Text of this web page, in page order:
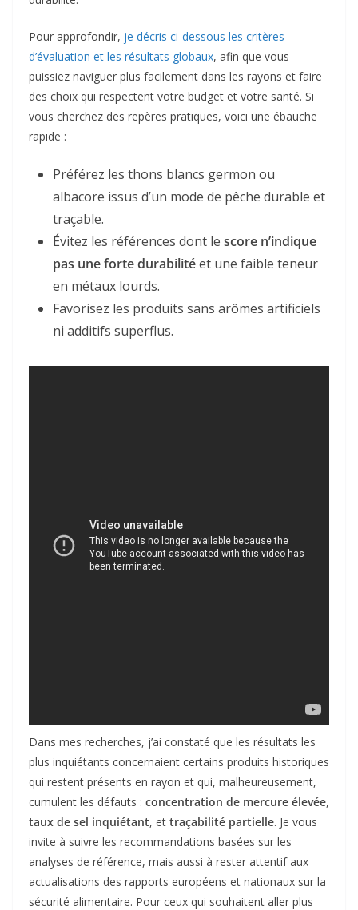
Pour approfondir, je décris ci-dessous les critères
d’évaluation et les résultats globaux, afin que vous
puissiez naviguer plus facilement dans les rayons et faire
des choix qui respectent votre budget et votre santé. Si
vous cherchez des repères pratiques, voici une ébauche
rapide :
Préférez les thons blancs germon ou
albacore issus d’un mode de pêche durable et
traçable.
Évitez les références dont le score n’indique
pas une forte durabilitéet une faible teneur
en métaux lourds.
Favorisez les produits sans arômes artificiels
ni additifs superflus.
Dans mes recherches, j’ai constaté que les résultats les
plus inquiétants concernaient certains produits historiques
qui restent présents en rayon et qui, malheureusement,
cumulent les défauts : concentration de mercure élevée,
taux de sel inquiétant, et traçabilité partielle. Je vous
invite à suivre les recommandations basées sur les
analyses de référence, mais aussi à rester attentif aux
actualisations des rapports européens et nationaux sur la
sécurité alimentaire. Pour ceux qui souhaitent aller plus